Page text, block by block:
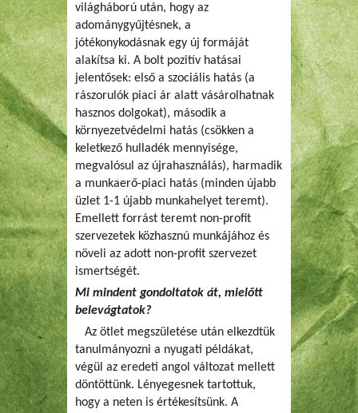
világháború után, hogy az
adománygyűjtésnek, a
jótékonykodásnak egy új formáját
alakítsa ki. A bolt pozitív hatásai
jelentősek: első a szociális hatás (a
rászorulók piaci ár alatt vásárolhatnak
hasznos dolgokat), második a
környezetvédelmi hatás (csökken a
keletkező hulladék mennyisége,
megvalósul az újrahasználás), harmadik
a munkaerő-piaci hatás (minden újabb
üzlet 1-1 újabb munkahelyet teremt).
Emellett forrást teremt non-profit
szervezetek közhasznú munkájához és
növeli az adott non-profit szervezet
ismertségét.
Mi mindent gondoltatok át, mielőtt
belevágtatok?
Az ötlet megszületése után elkezdtük
tanulmányozni a nyugati példákat,
végül az eredeti angol változat mellett
döntöttünk. Lényegesnek tartottuk,
hogy a neten is értékesítsünk. A